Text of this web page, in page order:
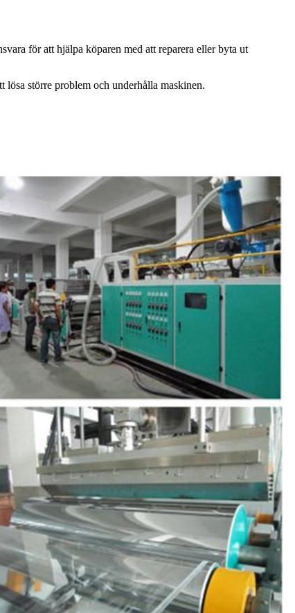
för att hjälpa köparen med att reparera eller byta ut
större problem och underhålla maskinen.